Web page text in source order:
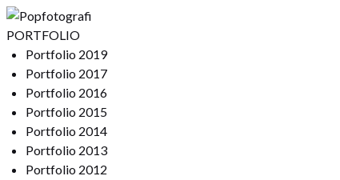
PORTFOLIO
Portfolio 2019
Portfolio 2017
Portfolio 2016
Portfolio 2015
Portfolio 2014
Portfolio 2013
Portfolio 2012